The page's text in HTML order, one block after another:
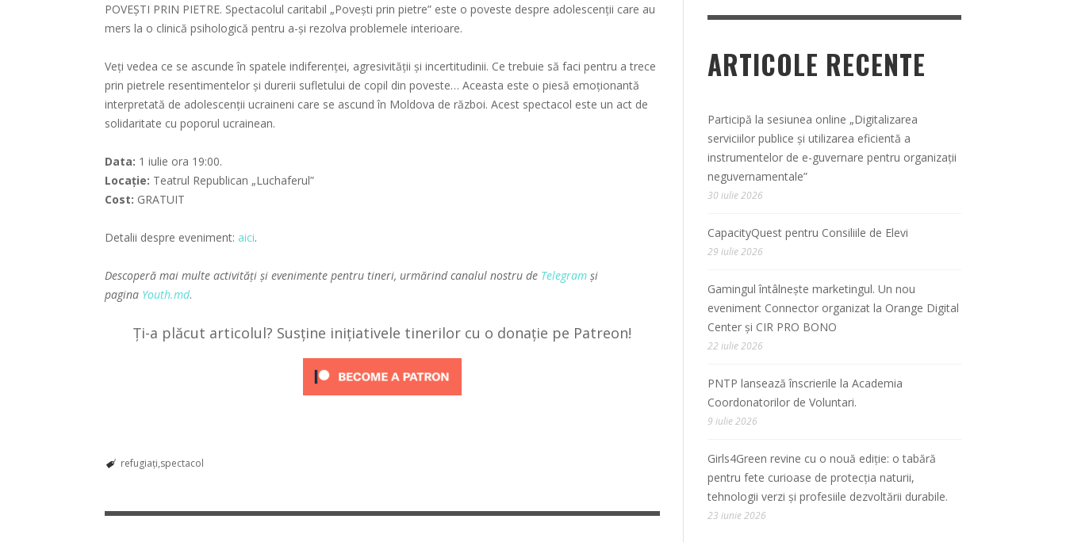
POVEȘTI PRIN PIETRE. Spectacolul caritabil „Povești prin pietre” este o poveste despre adolescenții care au
mers la o clinică psihologică pentru a-și rezolva problemele interioare.
Veți vedea ce se ascunde în spatele indiferenței, agresivității și incertitudinii. Ce trebuie să faci pentru a trece
prin pietrele resentimentelor și durerii sufletului de copil din poveste… Aceasta este o piesă emoționantă
interpretată de adolescenții ucraineni care se ascund în Moldova de război. Acest spectacol este un act de
solidaritate cu poporul ucrainean.
Data: 1 iulie ora 19:00.
Locație: Teatrul Republican „Luchaferul”
Cost: GRATUIT
Detalii despre eveniment: aici.
Descoperă mai multe activități și evenimente pentru tineri, urmărind canalul nostru de Telegram și
pagina Youth.md.
Ți-a plăcut articolul? Susține inițiativele tinerilor cu o donație pe Patreon!
refugiați spectacol
ARTICOLE RECENTE
Participă la sesiunea online „Digitalizarea
serviciilor publice și utilizarea eficientă a
instrumentelor de e-guvernare pentru organizații
neguvernamentale”
30 iulie 2026
CapacityQuest pentru Consiliile de Elevi
29 iulie 2026
Gamingul întâlnește marketingul. Un nou
eveniment Connector organizat la Orange Digital
Center și CIR PRO BONO
22 iulie 2026
PNTP lansează înscrierile la Academia
Coordonatorilor de Voluntari.
9 iulie 2026
Girls4Green revine cu o nouă ediție: o tabără
pentru fete curioase de protecția naturii,
tehnologii verzi și profesiile dezvoltării durabile.
23 iunie 2026